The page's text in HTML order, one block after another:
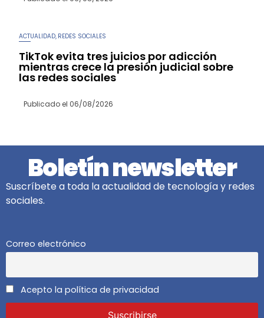
ACTUALIDAD REDES SOCIALES
TikTok evita tres juicios por adicción
mientras crece la presión judicial sobre
las redes sociales
Publicado el 06/08/2026
Boletín newsletter
Suscríbete a toda la actualidad de tecnología y redes
sociales.
Correo electrónico
Acepto la política de privacidad